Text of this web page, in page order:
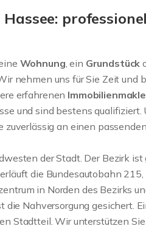
eine Wohnung , ein Grundstück
nehmen uns für Sie Zeit und
erfahrenen
und sind bestens qualifiziert.
zuverlässig an einen
der Stadt. Der Bezirk
die Bundesautobahn 215,
in Norden des Bezirks
Nahversorgung gesichert.
Stadtteil. Wir unterstützen